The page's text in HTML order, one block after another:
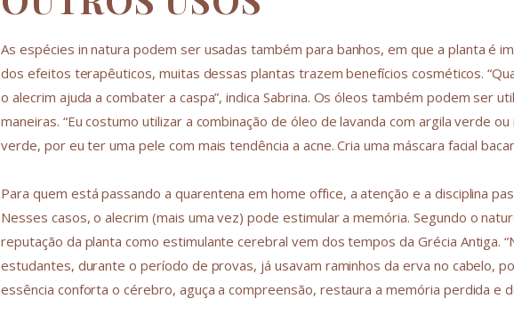
As espécies in natura podem ser usadas também para banhos, em que a planta é
dos efeitos terapêuticos, muitas dessas plantas trazem benefícios cosméticos.
o alecrim ajuda a combater a caspa”, indica Sabrina. Os óleos também podem ser
maneiras. “Eu costumo utilizar a combinação de óleo de lavanda com argila verde ou
verde, por eu ter uma pele com mais tendência a acne. Cria uma máscara facial
Para quem está passando a quarentena em home office, a atenção e a disciplina
Nesses casos, o alecrim (mais uma vez) pode estimular a memória. Segundo o
reputação da planta como estimulante cerebral vem dos tempos da Grécia Antiga.
estudantes, durante o período de provas, já usavam raminhos da erva no cabelo,
essência conforta o cérebro, aguça a compreensão, restaura a memória perdida e